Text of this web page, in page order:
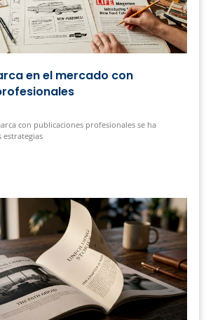
en el mercado con
con publicaciones profesionales se ha
estrategias